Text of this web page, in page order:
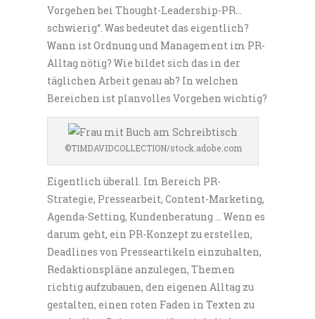
Vorgehen bei Thought-Leadership-PR…
schwierig“. Was bedeutet das eigentlich?
Wann ist Ordnung und Management im PR-
Alltag nötig? Wie bildet sich das in der
täglichen Arbeit genau ab? In welchen
Bereichen ist planvolles Vorgehen wichtig?
©TIMDAVIDCOLLECTION/stock.adobe.com
Eigentlich überall. Im Bereich PR-
Strategie, Pressearbeit, Content-Marketing,
Agenda-Setting, Kundenberatung … Wenn es
darum geht, ein PR-Konzept zu erstellen,
Deadlines von Presseartikeln einzuhalten,
Redaktionspläne anzulegen, Themen
richtig aufzubauen, den eigenen Alltag zu
gestalten, einen roten Faden in Texten zu